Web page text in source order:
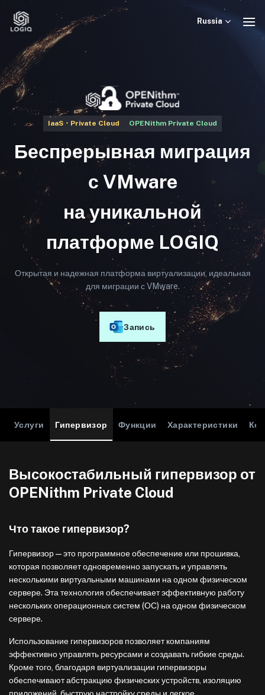
Russia
IaaS・Private Cloud OPENithm Private Cloud
Беспрерывная миграция
с VMware
на уникальной
платформе LOGIQ
Открытая и надежная платформа виртуализации, идеальная
для миграции с VMware.
Запись
Услуги Гипервизор Функции Характеристики
Высокостабильный гипервизор от
OPENithm Private Cloud
Что такое гипервизор?
Гипервизор — это программное обеспечение или прошивка,
которая позволяет одновременно запускать и управлять
несколькими виртуальными машинами на одном физическом
сервере. Эта технология обеспечивает эффективную работу
нескольких операционных систем (ОС) на одном физическом
сервере.
Использование гипервизоров позволяет компаниям
эффективно управлять ресурсами и создавать гибкие среды.
Кроме того, благодаря виртуализации гипервизоры
обеспечивают абстракцию физических устройств, изоляцию